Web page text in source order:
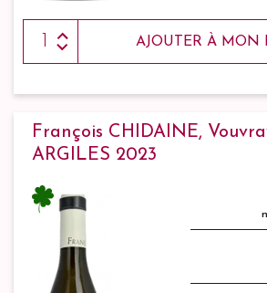
AJOUTER À MON
François CHIDAINE,
ARGILES 2023